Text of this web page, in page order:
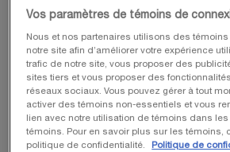
Jour après jour, les cernes, les poches
yeux semblent diminuées.
Le contour des yeux paraît plus lisse,
pour un regard plus lumineux et
Utiliser le Sérum Yeux Revitalisant
Vos paramètres de témoins de
Nous et nos partenaires utilisons des
notre site afin d’améliorer votre expérience
trafic de notre site, vous proposer des
sites tiers et vous proposer des
réseaux sociaux. Vous pouvez gérer à tout
activer des témoins non-essentiels et vous
lien avec notre utilisation de témoins dans
témoins. Pour en savoir plus sur les témoins,
politique de confidentialité.
Politique de